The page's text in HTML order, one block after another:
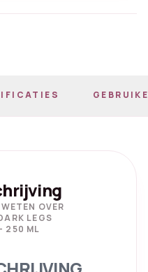
OVER
LEGS
250 ML